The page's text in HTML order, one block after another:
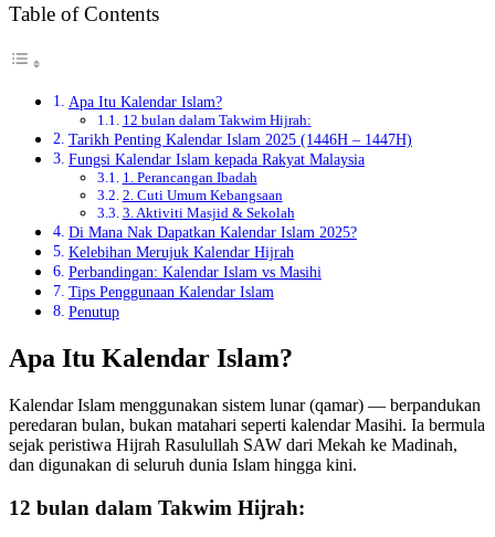
Table of Contents
Apa Itu Kalendar Islam?
12 bulan dalam Takwim Hijrah:
Tarikh Penting Kalendar Islam 2025 (1446H – 1447H)
Fungsi Kalendar Islam kepada Rakyat Malaysia
1. Perancangan Ibadah
2. Cuti Umum Kebangsaan
3. Aktiviti Masjid & Sekolah
Di Mana Nak Dapatkan Kalendar Islam 2025?
Kelebihan Merujuk Kalendar Hijrah
Perbandingan: Kalendar Islam vs Masihi
Tips Penggunaan Kalendar Islam
Penutup
Apa Itu Kalendar Islam?
Kalendar Islam menggunakan sistem lunar (qamar) — berpandukan
peredaran bulan, bukan matahari seperti kalendar Masihi. Ia bermula
sejak peristiwa Hijrah Rasulullah SAW dari Mekah ke Madinah,
dan digunakan di seluruh dunia Islam hingga kini.
12 bulan dalam Takwim Hijrah: